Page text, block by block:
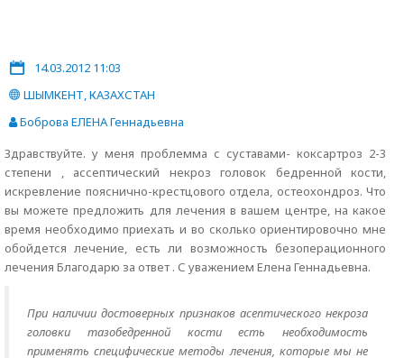
14.03.2012 11:03
ШЫМКЕНТ, КАЗАХСТАН
Боброва ЕЛЕНА Геннадьевна
Здравствуйте. у меня проблемма с суставами- коксартроз 2-3
степени , ассептический некроз головок бедренной кости,
искревление пояснично-крестцового отдела, остеохондроз. Что
вы можете предложить для лечения в вашем центре, на какое
время необходимо приехать и во сколько ориентировочно мне
обойдется лечение, есть ли возможность безоперационного
лечения Благодарю за ответ . С уважением Елена Геннадьевна.
При наличии достоверных признаков асептического некроза
головки тазобедренной кости есть необходимость
применять специфические методы лечения, которые мы не